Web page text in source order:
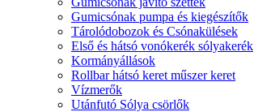
Gumicsónak pumpa és kiegészítők
Tárolódobozok és Csónakülések
Első és hátsó vonókerék sólyakerék
Kormányállások
Rollbar hátsó keret műszer keret
Vízmerők
Utánfutó Sólya csörlők